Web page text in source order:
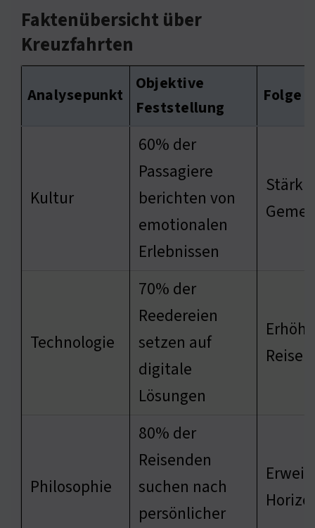
Faktenübersicht über
Kreuzfahrten
Analysepunkt
Objektive
Feststellung
Folge
Kultur
60% der
Passagiere
berichten von
emotionalen
Erlebnissen
Technologie
70% der
Reedereien
setzen auf
digitale
Lösungen
Philosophie
80% der
Reisenden
suchen nach
persönlicher